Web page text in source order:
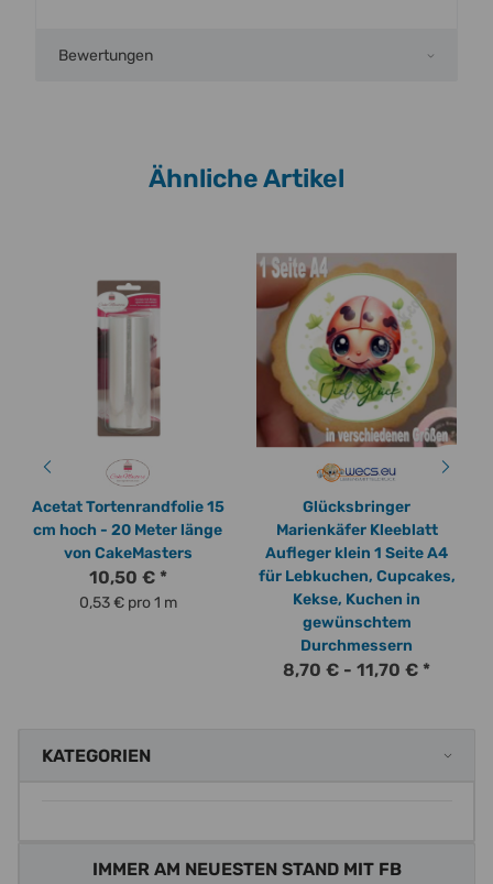
Bewertungen
Ähnliche Artikel
Acetat Tortenrandfolie 15
cm hoch - 20 Meter länge
von CakeMasters
10,50 € *
0,53 € pro 1 m
Glücksbringer
Marienkäfer Kleeblatt
Aufleger klein 1 Seite A4
für Lebkuchen, Cupcakes,
Kekse, Kuchen in
gewünschtem
Durchmessern
8,70 € - 11,70 € *
KATEGORIEN
IMMER AM NEUESTEN STAND MIT FB